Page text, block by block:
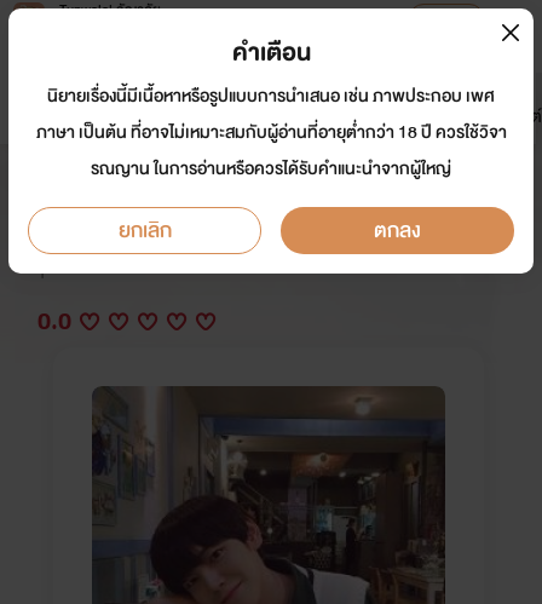
Tunwalai ธัญวลัย
หน้าแรก นิยาย อีบุ๊ก การ์ตูน
มาใหม่
ดรีมแชท ธัญลิสต์
เซ็กส์บ้าๆนายล่าแต้ม
นักเขียน: ไร่องุ่น
Y
0.0
คำเตือน
นิยายเรื่องนี้มีเนื้อหาหรือรูปแบบการนำเสนอ เช่น ภาพประกอบ เพศ
ภาษา เป็นต้น ที่อาจไม่เหมาะสมกับผู้อ่านที่อายุต่ำกว่า 18 ปี ควรใช้วิจา
รณญาน ในการอ่านหรือควรได้รับคำแนะนำจากผู้ใหญ่
ยกเลิก ตกลง